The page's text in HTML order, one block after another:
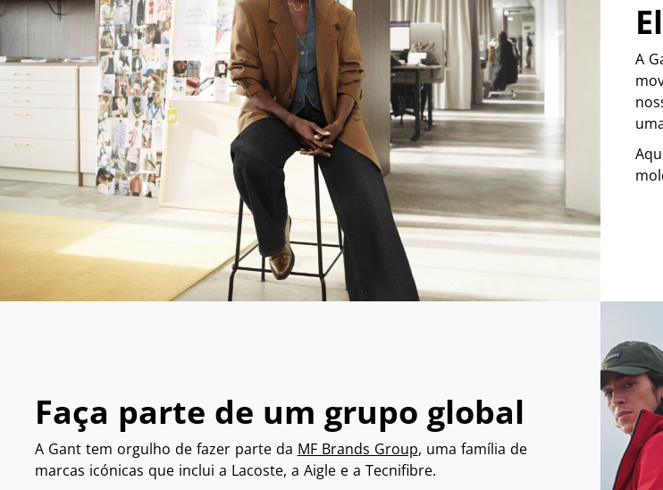
A
Faça parte de um grupo global
A Gant tem orgulho de fazer parte da MF Brands Group, uma família de
marcas icónicas que inclui a Lacoste, a Aigle e a Tecnifibre.